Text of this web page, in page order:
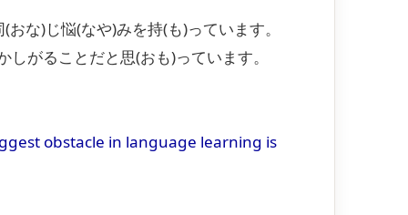
な)じ悩(なや)みを持(も)っています。
がることだと思(おも)っています。
obstacle in language learning is